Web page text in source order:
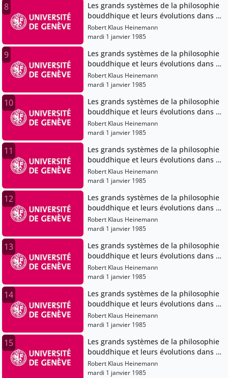
8
Les grands systèmes de la philosophie
bouddhique et leurs évolutions dans le
bouddhisme japonais
Robert Klaus Heinemann
mardi 1 janvier 1985
9
Les grands systèmes de la philosophie
bouddhique et leurs évolutions dans le
bouddhisme japonais
Robert Klaus Heinemann
mardi 1 janvier 1985
10
Les grands systèmes de la philosophie
bouddhique et leurs évolutions dans le
bouddhisme japonais
Robert Klaus Heinemann
mardi 1 janvier 1985
11
Les grands systèmes de la philosophie
bouddhique et leurs évolutions dans le
bouddhisme japonais
Robert Klaus Heinemann
mardi 1 janvier 1985
12
Les grands systèmes de la philosophie
bouddhique et leurs évolutions dans le
bouddhisme japonais
Robert Klaus Heinemann
mardi 1 janvier 1985
13
Les grands systèmes de la philosophie
bouddhique et leurs évolutions dans le
bouddhisme japonais
Robert Klaus Heinemann
mardi 1 janvier 1985
14
Les grands systèmes de la philosophie
bouddhique et leurs évolutions dans le
bouddhisme japonais
Robert Klaus Heinemann
mardi 1 janvier 1985
15
Les grands systèmes de la philosophie
bouddhique et leurs évolutions dans le
bouddhisme japonais
Robert Klaus Heinemann
mardi 1 janvier 1985